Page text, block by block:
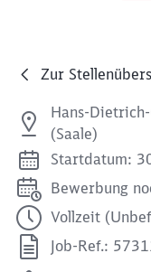
Zur
Hans-
(Saale)
Startdatum:
Bewerbung
Vollzeit
Job-Ref.: